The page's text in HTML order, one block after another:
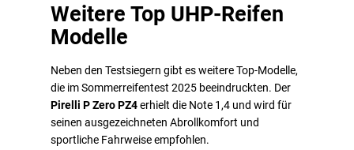
Weitere Top UHP-Reifen
Modelle
Neben den Testsiegern gibt es weitere Top-Modelle,
die im Sommerreifentest 2025 beeindruckten. Der
Pirelli P Zero PZ4erhielt die Note 1,4 und wird für
seinen ausgezeichneten Abrollkomfort und
sportliche Fahrweise empfohlen.